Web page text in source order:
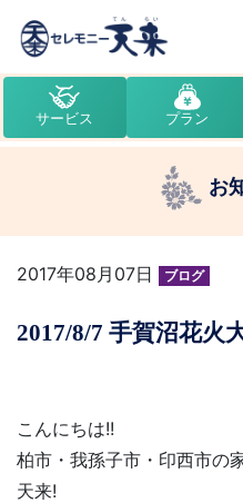
サービス プラン
お
2017年08月07日 ブログ
2017/8/7 手賀沼花火
こんにちは!!
柏市・我孫子市・印西市の
天来!